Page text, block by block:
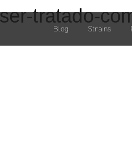
Blog Strains
tratado-